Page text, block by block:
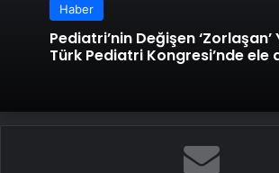
Haber
Pediatri’nin Değişen ‘Zorlaşan’
Türk Pediatri Kongresi’nde ele